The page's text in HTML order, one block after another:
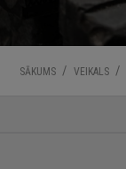
SĀKUMS / VEIKALS /